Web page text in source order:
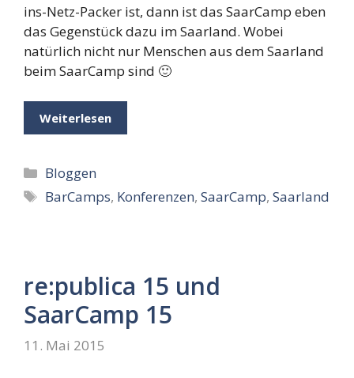
ins-Netz-Packer ist, dann ist das SaarCamp eben
das Gegenstück dazu im Saarland. Wobei
natürlich nicht nur Menschen aus dem Saarland
beim SaarCamp sind 🙂
Weiterlesen
Kategorien
Bloggen
Schlagwörter
BarCamps, Konferenzen,SaarCamp,Saarland
re:publica 15 und
SaarCamp 15
11. Mai 2015